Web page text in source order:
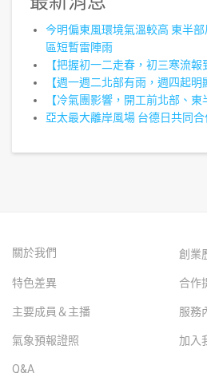
今明偏東風環境氣溫較高 東半
區短暫雷陣雨
【把握初一二走春，初三寒流報
【週一週二北部有雨，週四起明
【冷氣團影響，開工前北部、東
亞太最大離岸風場 台德日共同
關於我們 創業
特色差異 合作
主要成員＆主播 服務
氣象預報證照 加入
Q&A